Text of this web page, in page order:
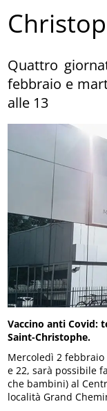
Quattro
febbraio e
alle 13
Vaccino anti Covid:
Saint-Christophe.
Mercoledì 2
e 22, sarà possibile
che bambini) al
località Grand